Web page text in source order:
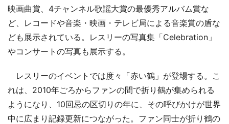
映画曲賞、4チャンネル歌謡大賞の最優秀アルバム賞な
ど、レコードや音楽・映画・テレビ局による音楽賞の盾な
ども展示されている。レスリーの写真集「Celebration」
やコンサートの写真も展示する。
レスリーのイベントでは度々「赤い鶴」が登場する。こ
れは、2010年ごろからファンの間で折り鶴が集められる
ようになり、10回忌の区切りの年に、その呼びかけが世界
中に広まり記録更新につながった。ファン同士が折り鶴の